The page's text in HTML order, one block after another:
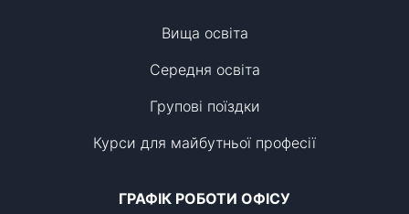
Вища освіта
Середня освіта
Групові поїздки
Курси для майбутньої професії
ГРАФІК РОБОТИ ОФІСУ